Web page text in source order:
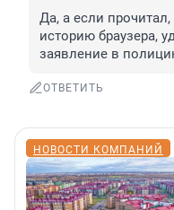
Да, а если
историю браузера,
заявление в
ОТВЕТИТЬ
НОВОСТИ КОМПАНИЙ